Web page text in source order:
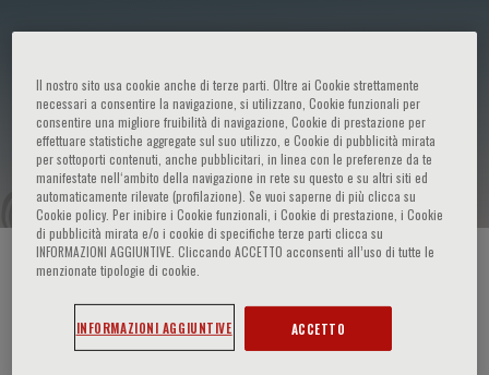
XV corso di aggiornamento -
Alterazioni congenite ed acquisite
della coagulazione
HOME PAGE / CURSOS Y EVENTOS
Vídeos y diapositivas
Il nostro sito usa cookie anche di terze parti. Oltre ai Cookie strettamente
necessari a consentire la navigazione, si utilizzano, Cookie funzionali per
consentire una migliore fruibilità di navigazione, Cookie di prestazione per
effettuare statistiche aggregate sul suo utilizzo, e Cookie di pubblicità mirata
per sottoporti contenuti, anche pubblicitari, in linea con le preferenze da te
manifestate nell‘ambito della navigazione in rete su questo e su altri siti ed
automaticamente rilevate (profilazione). Se vuoi saperne di più clicca su
Cookie policy. Per inibire i Cookie funzionali, i Cookie di prestazione, i Cookie
di pubblicità mirata e/o i cookie di specifiche terze parti clicca su
INFORMAZIONI AGGIUNTIVE. Cliccando ACCETTO acconsenti all’uso di tutte le
menzionate tipologie di cookie.
INFORMAZIONI AGGIUNTIVE ACCETTO